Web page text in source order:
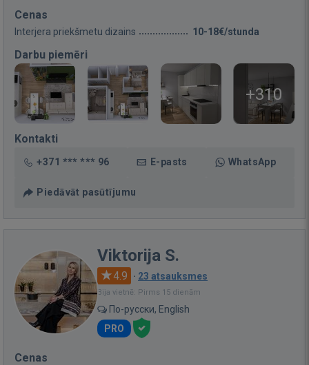
Cenas
Interjera priekšmetu dizains 10-18€/stunda
Darbu piemēri
+310
Kontakti
+371 *** *** 96 E-pasts WhatsApp
Piedāvāt pasūtījumu
Viktorija S.
4.9 · 23 atsauksmes
Bija vietnē: Pirms 15 dienām
По-русски, English
PRO
Cenas